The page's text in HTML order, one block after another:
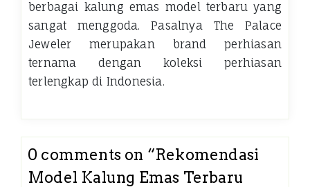
berbagai kalung emas model terbaru yang
sangat menggoda. Pasalnya The Palace
Jewelermerupakan brand perhiasan
ternama dengan koleksi perhiasan
terlengkap di Indonesia.
0 comments on “Rekomendasi
Model Kalung Emas Terbaru